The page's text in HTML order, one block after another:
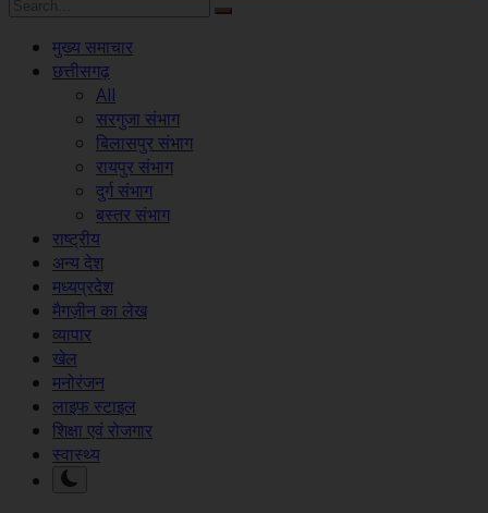
मुख्य समाचार
छत्तीसगढ़
All
सरगुजा संभाग
बिलासपुर संभाग
रायपुर संभाग
दुर्ग संभाग
बस्तर संभाग
राष्ट्रीय
अन्य देश
मध्यप्रदेश
मैगज़ीन का लेख
व्यापार
खेल
मनोरंजन
लाइफ स्टाइल
शिक्षा एवं रोजगार
स्वास्थ्य